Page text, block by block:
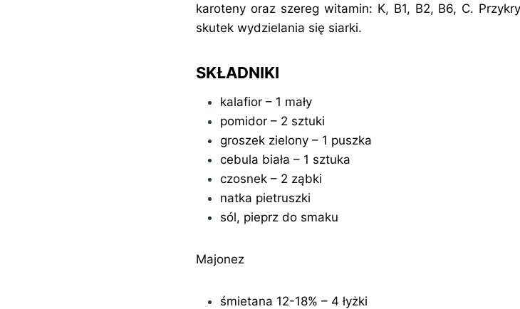
karoteny oraz szereg witamin: K, B1, B2, B6, C.
skutek wydzielania się siarki.
SKŁADNIKI
kalafior – 1 mały
pomidor – 2 sztuki
groszek zielony – 1 puszka
cebula biała – 1 sztuka
czosnek – 2 ząbki
natka pietruszki
sól, pieprz do smaku
Majonez
śmietana 12-18% – 4 łyżki